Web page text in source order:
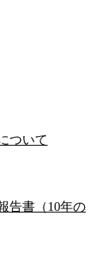
ついて
告書（10年の